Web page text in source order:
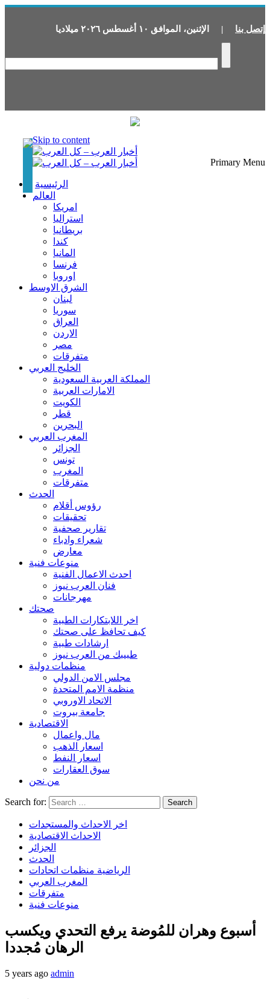
إتصل بنا | الإثنين، الموافق ١٠ أغسطس ٢٠٢٦ ميلاديا
Skip to content
Primary Menu
الرئيسية
العالم
امريكا
استراليا
بريطانيا
كندا
المانيا
فرنسا
اوروبا
الشرق الاوسط
لبنان
سوريا
العراق
الاردن
مصر
متفرقات
الخليج العربي
المملكة العربية السعودية
الامارات العربية
الكويت
قطر
البحرين
المغرب العربي
الجزائر
تونس
المغرب
متفرقات
الحدث
رؤوس أقلام
تحقيقات
تقارير صحفية
شعراء وادباء
معارض
منوعات فنية
احدث الاعمال الفنية
فنان العرب نيوز
مهرجانات
صحتك
اخر اللابتكارات الطبية
كيف تحافظ على صحتك
ارشادات طبية
طبيبك من العرب نيوز
منظمات دولية
مجلس الامن الدولي
منظمة الامم المتحدة
الاتحاد الاوروبي
جامعة بيروت
الاقتصادية
مال واعمال
اسعار الذهب
اسعار النفط
سوق العقارات
من نحن
Search for:
اخر الاحداث والمستجدات
الاحداث الاقتصادية
الجزائر
الحدث
الرياضية منظمات اتحادات
المغرب العربي
متفرقات
منوعات فنية
أسبوع وهران للمُوضة يرفع التحدي ويكسب
الرهان مُجددا
5 years ago admin